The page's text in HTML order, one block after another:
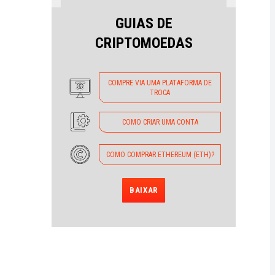
GUIAS DE
CRIPTOMOEDAS
COMPRE VIA UMA PLATAFORMA DE
TROCA
COMO CRIAR UMA CONTA
COMO COMPRAR ETHEREUM (ETH)?
BAIXAR